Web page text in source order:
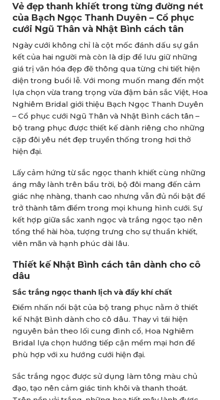
Vẻ đẹp thanh khiết trong từng đường nét
của Bạch Ngọc Thanh Duyên – Cổ phục
cưới Ngũ Thân và Nhật Bình cách tân
Ngày cưới không chỉ là cột mốc đánh dấu sự gắn
kết của hai người mà còn là dịp để lưu giữ những
giá trị văn hóa đẹp đẽ thông qua từng chi tiết hiện
diện trong buổi lễ. Với mong muốn mang đến một
lựa chọn vừa trang trọng vừa đậm bản sắc Việt, Hoa
Nghiêm Bridal giới thiệu Bạch Ngọc Thanh Duyên
– Cổ phục cưới Ngũ Thân và Nhật Bình cách tân –
bộ trang phục được thiết kế dành riêng cho những
cặp đôi yêu nét đẹp truyền thống trong hơi thở
hiện đại.
Lấy cảm hứng từ sắc ngọc thanh khiết cùng những
áng mây lành trên bầu trời, bộ đôi mang đến cảm
giác nhẹ nhàng, thanh cao nhưng vẫn đủ nổi bật để
trở thành tâm điểm trong mọi khung hình cưới. Sự
kết hợp giữa sắc xanh ngọc và trắng ngọc tạo nên
tổng thể hài hòa, tượng trưng cho sự thuần khiết,
viên mãn và hạnh phúc dài lâu.
Thiết kế Nhật Bình cách tân dành cho cô
dâu
Sắc trắng ngọc thanh lịch và đầy khí chất
Điểm nhấn nổi bật của bộ trang phục nằm ở thiết
kế Nhật Bình dành cho cô dâu. Thay vì tái hiện
nguyên bản theo lối cung đình cổ, Hoa Nghiêm
Bridal lựa chọn hướng tiếp cận mềm mại hơn để
phù hợp với xu hướng cưới hiện đại.
Sắc trắng ngọc được sử dụng làm tông màu chủ
đạo, tạo nên cảm giác tinh khôi và thanh thoát.